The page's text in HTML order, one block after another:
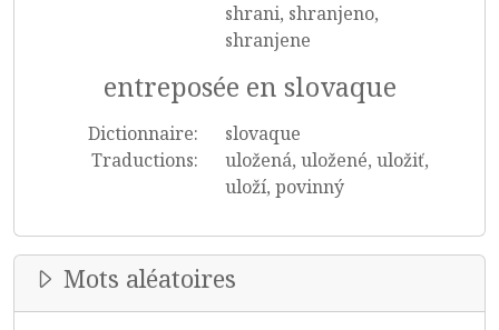
shrani, shranjeno,
shranjene
entreposée en slovaque
Dictionnaire:
slovaque
Traductions:
uložená, uložené, uložiť,
uloží, povinný
Mots aléatoires